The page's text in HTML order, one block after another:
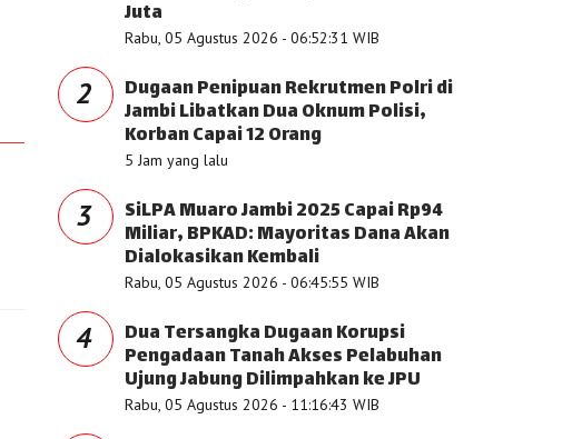
Juta
Rabu, 05 Agustus 2026 - 06:52:31 WIB
2 Dugaan Penipuan Rekrutmen Polri di
Jambi Libatkan Dua Oknum Polisi,
Korban Capai 12 Orang
5 Jam yang lalu
3 SiLPA Muaro Jambi 2025 Capai Rp94
Miliar, BPKAD: Mayoritas Dana Akan
Dialokasikan Kembali
Rabu, 05 Agustus 2026 - 06:45:55 WIB
4 Dua Tersangka Dugaan Korupsi
Pengadaan Tanah Akses Pelabuhan
Ujung Jabung Dilimpahkan ke JPU
Rabu, 05 Agustus 2026 - 11:16:43 WIB